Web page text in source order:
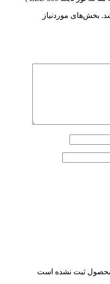
بخش‌های موردنیاز
محصول ثبت نشده است